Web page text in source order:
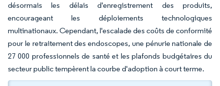
désormais les délais d'enregistrement des produits,
encourageant les déploiements technologiques
multinationaux. Cependant, l'escalade des coûts de conformité
pour le retraitement des endoscopes, une pénurie nationale de
27 000 professionnels de santé et les plafonds budgétaires du
secteur public tempèrent la courbe d'adoption à court terme.